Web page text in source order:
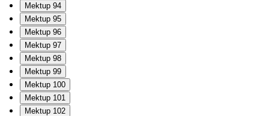
Mektup 94
Mektup 95
Mektup 96
Mektup 97
Mektup 98
Mektup 99
Mektup 100
Mektup 101
Mektup 102